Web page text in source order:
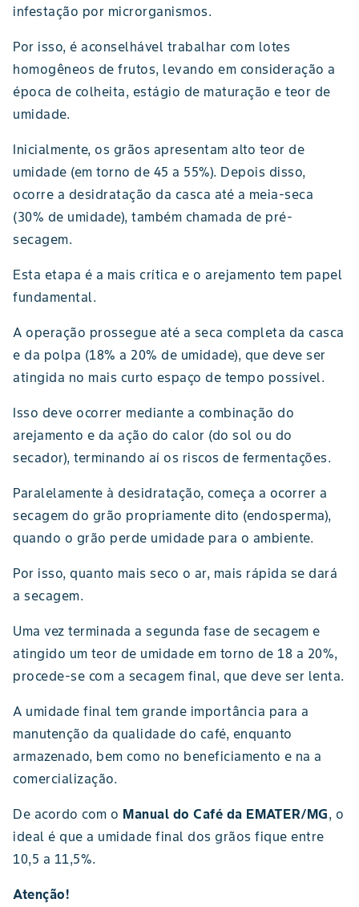
infestação por microrganismos.
Por isso, é aconselhável trabalhar com lotes
homogêneos de frutos, levando em consideração a
época de colheita, estágio de maturação e teor de
umidade.
Inicialmente, os grãos apresentam alto teor de
umidade (em torno de 45 a 55%). Depois disso,
ocorre a desidratação da casca até a meia-seca
(30% de umidade), também chamada de pré-
secagem.
Esta etapa é a mais crítica e o arejamento tem papel
fundamental.
A operação prossegue até a seca completa da casca
e da polpa (18% a 20% de umidade), que deve ser
atingida no mais curto espaço de tempo possível.
Isso deve ocorrer mediante a combinação do
arejamento e da ação do calor (do sol ou do
secador), terminando aí os riscos de fermentações.
Paralelamente à desidratação, começa a ocorrer a
secagem do grão propriamente dito (endosperma),
quando o grão perde umidade para o ambiente.
Por isso, quanto mais seco o ar, mais rápida se dará
a secagem.
Uma vez terminada a segunda fase de secagem e
atingido um teor de umidade em torno de 18 a 20%,
procede-se com a secagem final, que deve ser lenta.
A umidade final tem grande importância para a
manutenção da qualidade do café, enquanto
armazenado, bem como no beneficiamento e na a
comercialização.
De acordo com o Manual do Café da EMATER/MG, o
ideal é que a umidade final dos grãos fique entre
10,5 a 11,5%.
Atenção!